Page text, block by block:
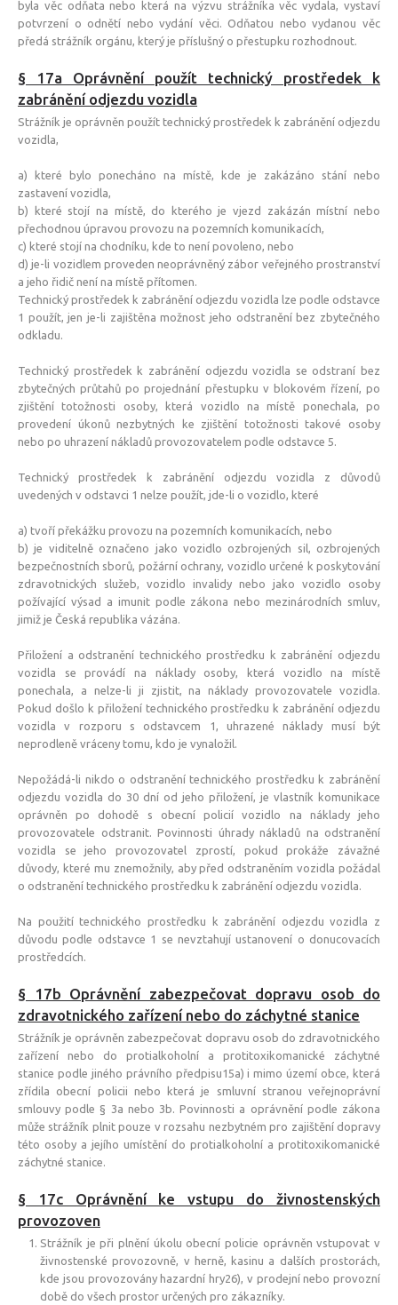
byla věc odňata nebo která na výzvu strážníka věc vydala, vystaví
potvrzení o odnětí nebo vydání věci. Odňatou nebo vydanou věc
předá strážník orgánu, který je příslušný o přestupku rozhodnout.
§ 17a Oprávnění použít technický prostředek k
zabránění odjezdu vozidla
Strážník je oprávněn použít technický prostředek k zabránění odjezdu
vozidla,
a) které bylo ponecháno na místě, kde je zakázáno stání nebo
zastavení vozidla,
b) které stojí na místě, do kterého je vjezd zakázán místní nebo
přechodnou úpravou provozu na pozemních komunikacích,
c) které stojí na chodníku, kde to není povoleno, nebo
d) je-li vozidlem proveden neoprávněný zábor veřejného prostranství
a jeho řidič není na místě přítomen.
Technický prostředek k zabránění odjezdu vozidla lze podle odstavce
1 použít, jen je-li zajištěna možnost jeho odstranění bez zbytečného
odkladu.
Technický prostředek k zabránění odjezdu vozidla se odstraní bez
zbytečných průtahů po projednání přestupku v blokovém řízení, po
zjištění totožnosti osoby, která vozidlo na místě ponechala, po
provedení úkonů nezbytných ke zjištění totožnosti takové osoby
nebo po uhrazení nákladů provozovatelem podle odstavce 5.
Technický prostředek k zabránění odjezdu vozidla z důvodů
uvedených v odstavci 1 nelze použít, jde-li o vozidlo, které
a) tvoří překážku provozu na pozemních komunikacích, nebo
b) je viditelně označeno jako vozidlo ozbrojených sil, ozbrojených
bezpečnostních sborů, požární ochrany, vozidlo určené k poskytování
zdravotnických služeb, vozidlo invalidy nebo jako vozidlo osoby
požívající výsad a imunit podle zákona nebo mezinárodních smluv,
jimiž je Česká republika vázána.
Přiložení a odstranění technického prostředku k zabránění odjezdu
vozidla se provádí na náklady osoby, která vozidlo na místě
ponechala, a nelze-li ji zjistit, na náklady provozovatele vozidla.
Pokud došlo k přiložení technického prostředku k zabránění odjezdu
vozidla v rozporu s odstavcem 1, uhrazené náklady musí být
neprodleně vráceny tomu, kdo je vynaložil.
Nepožádá-li nikdo o odstranění technického prostředku k zabránění
odjezdu vozidla do 30 dní od jeho přiložení, je vlastník komunikace
oprávněn po dohodě s obecní policií vozidlo na náklady jeho
provozovatele odstranit. Povinnosti úhrady nákladů na odstranění
vozidla se jeho provozovatel zprostí, pokud prokáže závažné
důvody, které mu znemožnily, aby před odstraněním vozidla požádal
o odstranění technického prostředku k zabránění odjezdu vozidla.
Na použití technického prostředku k zabránění odjezdu vozidla z
důvodu podle odstavce 1 se nevztahují ustanovení o donucovacích
prostředcích.
§ 17b Oprávnění zabezpečovat dopravu osob do
zdravotnického zařízení nebo do záchytné stanice
Strážník je oprávněn zabezpečovat dopravu osob do zdravotnického
zařízení nebo do protialkoholní a protitoxikomanické záchytné
stanice podle jiného právního předpisu15a) i mimo území obce, která
zřídila obecní policii nebo která je smluvní stranou veřejnoprávní
smlouvy podle § 3a nebo 3b. Povinnosti a oprávnění podle zákona
může strážník plnit pouze v rozsahu nezbytném pro zajištění dopravy
této osoby a jejího umístění do protialkoholní a protitoxikomanické
záchytné stanice.
§ 17c Oprávnění ke vstupu do živnostenských
provozoven
Strážník je při plnění úkolu obecní policie oprávněn vstupovat v
živnostenské provozovně, v herně, kasinu a dalších prostorách,
kde jsou provozovány hazardní hry26), v prodejní nebo provozní
době do všech prostor určených pro zákazníky.